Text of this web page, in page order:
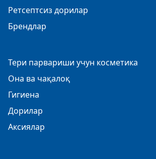
Ретсептсиз дорилар
Брендлар
Тери парвариши учун косметика
Она ва чақалоқ
Гигиена
Дорилар
Аксиялар